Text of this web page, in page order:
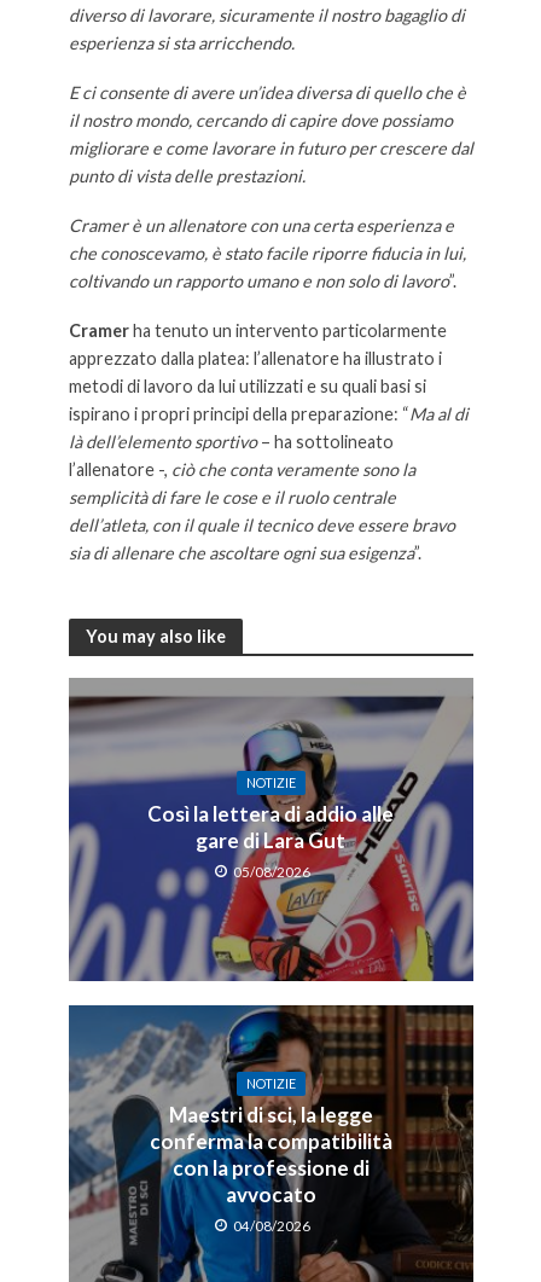
diverso di lavorare, sicuramente il nostro bagaglio di
esperienza si sta arricchendo.
E ci consente di avere un’idea diversa di quello che è
il nostro mondo, cercando di capire dove possiamo
migliorare e come lavorare in futuro per crescere dal
punto di vista delle prestazioni.
Cramer è un allenatore con una certa esperienza e
che conoscevamo, è stato facile riporre fiducia in lui,
coltivando un rapporto umano e non solo di lavoro”.
Cramerha tenuto un intervento particolarmente
apprezzato dalla platea: l’allenatore ha illustrato i
metodi di lavoro da lui utilizzati e su quali basi si
ispirano i propri principi della preparazione: “Ma al di
là dell’elemento sportivo– ha sottolineato
l’allenatore -, ciò che conta veramente sono la
semplicità di fare le cose e il ruolo centrale
dell’atleta, con il quale il tecnico deve essere bravo
sia di allenare che ascoltare ogni sua esigenza”.
You may also like
NOTIZIE
Così la lettera di addio alle
gare di Lara Gut
05/08/2026
NOTIZIE
Maestri di sci, la legge
conferma la compatibilità
con la professione di
avvocato
04/08/2026